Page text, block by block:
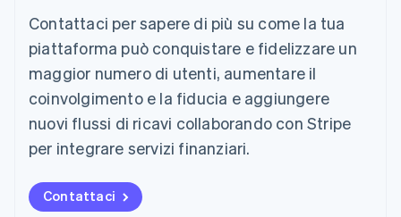
Contattaci per sapere di più su come la tua
piattaforma può conquistare e fidelizzare un
maggior numero di utenti, aumentare il
coinvolgimento e la fiducia e aggiungere
nuovi flussi di ricavi collaborando con Stripe
per integrare servizi finanziari.
Contattaci
English
Lussemburgo
Français Deutsch English
Malaysia
English 简体中文
Malta
English
Messico
Norvegia
English